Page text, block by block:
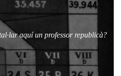
aquí un professor republicà?